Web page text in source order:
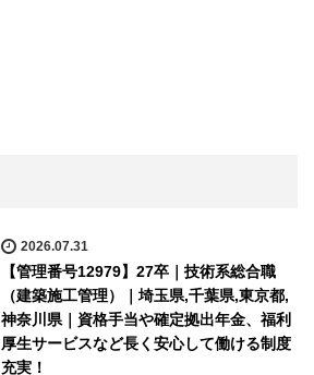
2026.07.31
【管理番号12979】27卒｜技術系総合職
（建築施工管理）｜埼玉県,千葉県,東京都,
神奈川県｜資格手当や確定拠出年金、福利
厚生サービスなど長く安心して働ける制度
充実！